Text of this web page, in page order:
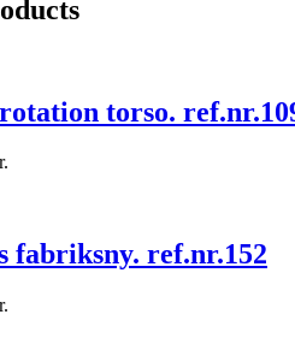
torso.
fabriksny. ref.nr.152